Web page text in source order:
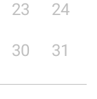
23 24
30 31